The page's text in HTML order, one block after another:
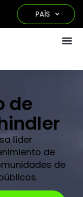
PAÍS
de
líder
de
de